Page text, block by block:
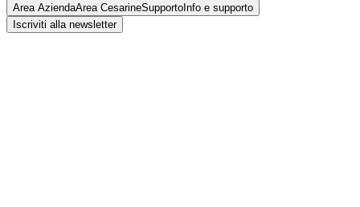
Area AziendaArea CesarineSupporto Info e supporto
Iscriviti alla newsletter